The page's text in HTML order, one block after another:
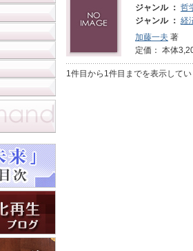
ジャンル ： 哲
ジャンル ： 経
加藤一夫 著
定価： 本体
1件目から1件目までを表示して